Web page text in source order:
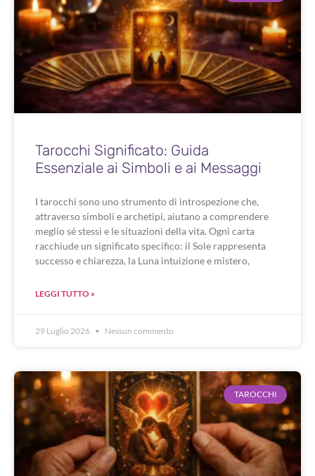
Tarocchi Significato: Guida
Essenziale ai Simboli e ai Messaggi
I tarocchi sono uno strumento di introspezione che,
attraverso simboli e archetipi, aiutano a comprendere
meglio sé stessi e le situazioni della vita. Ogni carta
racchiude un significato specifico: il Sole rappresenta
successo e chiarezza, la Luna intuizione e mistero,
LEGGI TUTTO »
29 Luglio 2026 Nessun commento
TAROCCHI